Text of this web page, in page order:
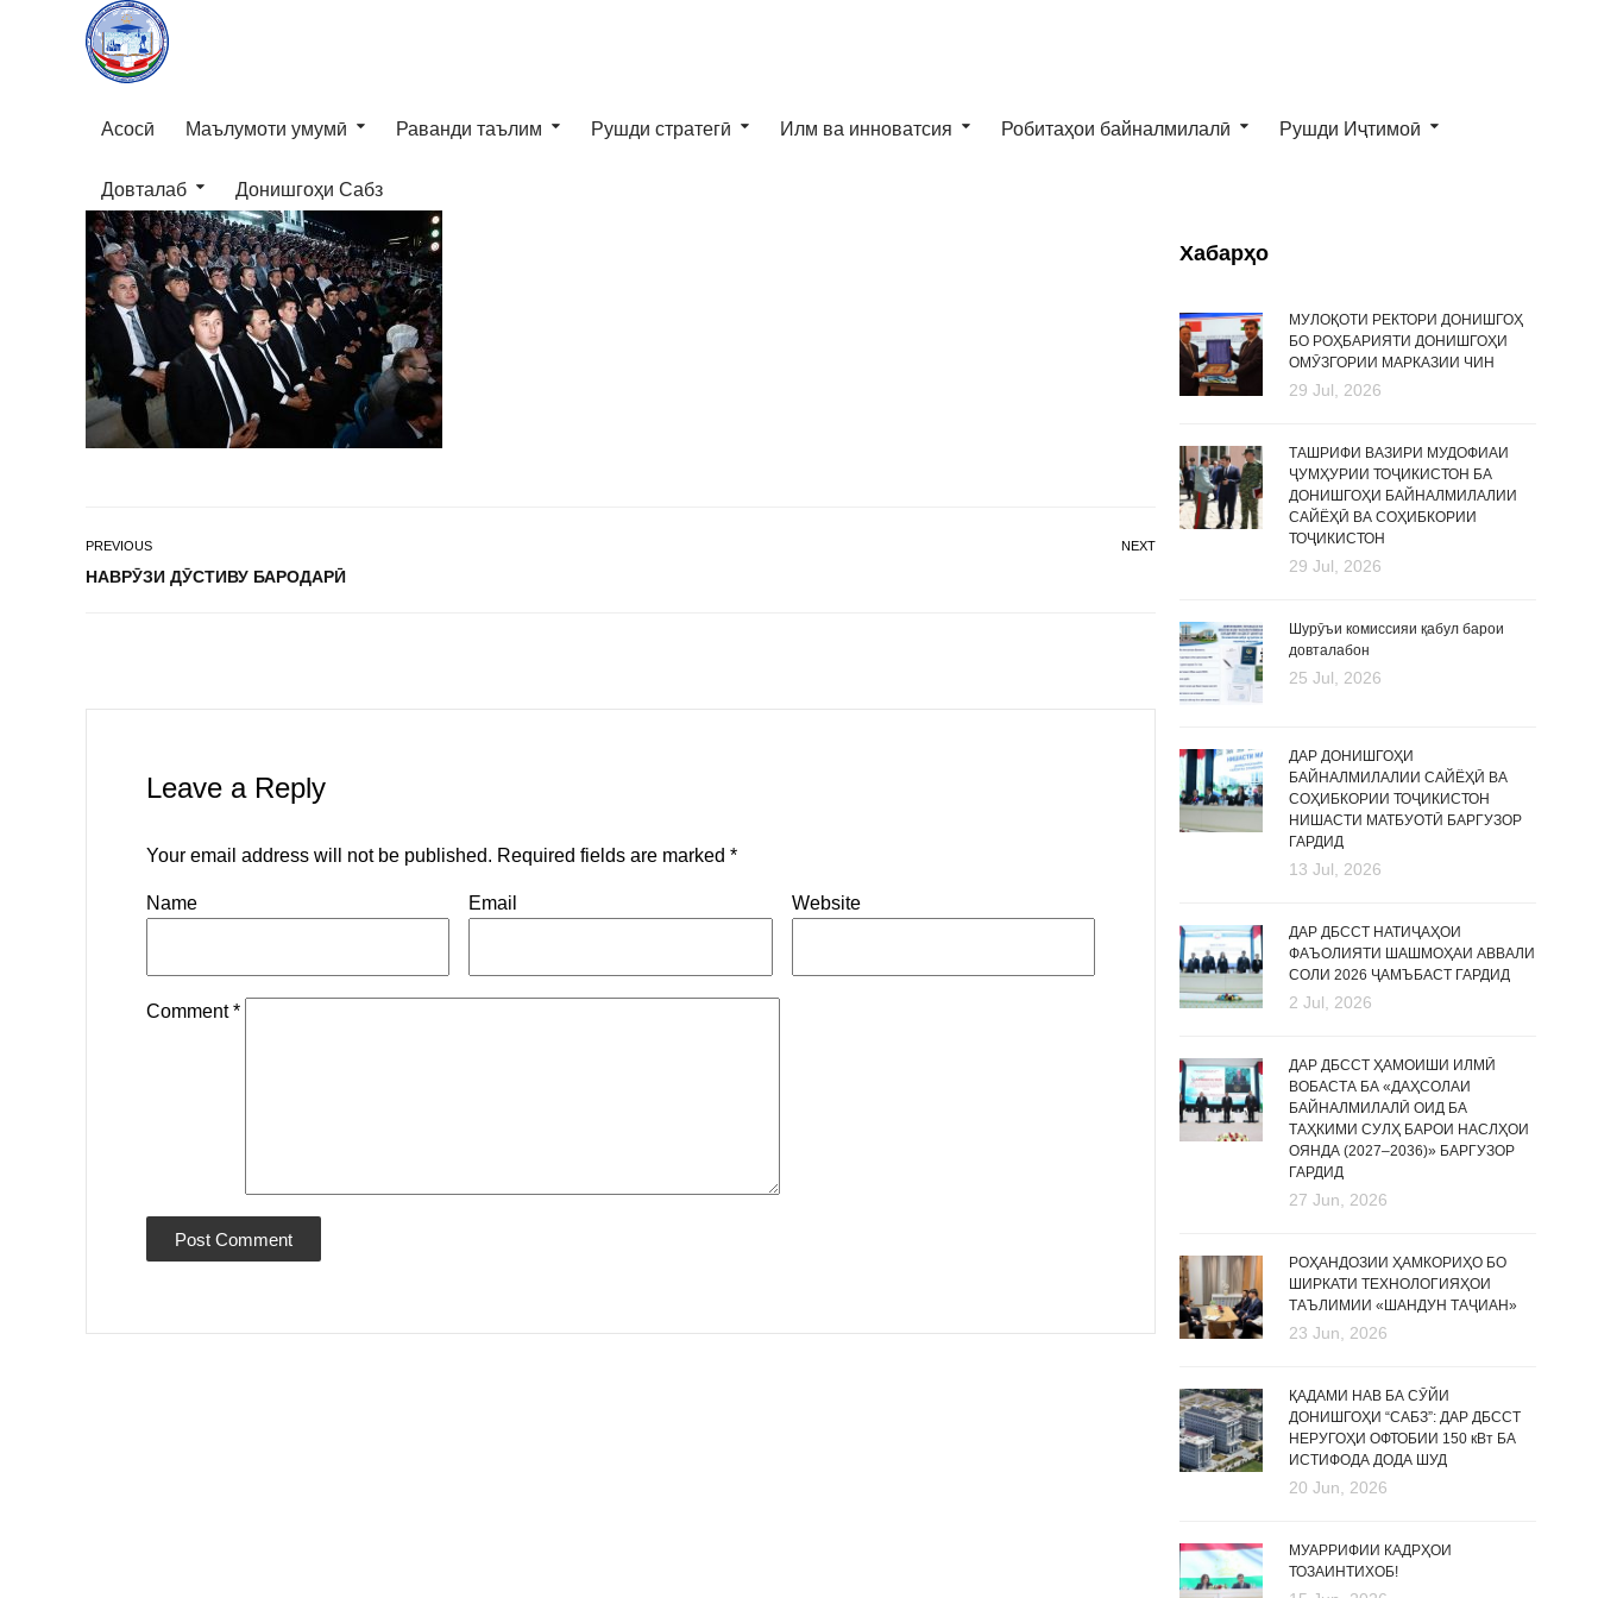
Асосӣ Маълумоти умумӣ Раванди таълим Рушди стратегӣ Илм ва инноватсия Робитаҳои байналмилалӣ Рушди Иҷтимоӣ
Довталаб Донишгоҳи Сабз
PREVIOUS
НАВРӮЗИ ДӮСТИВУ БАРОДАРӢ
NEXT
Leave a Reply
Your email address will not be published. Required fields are marked *
Name Email Website
Comment*
Хабарҳо
МУЛОҚОТИ РЕКТОРИ ДОНИШГОҲ
БО РОҲБАРИЯТИ ДОНИШГОҲИ
ОМӮЗГОРИИ МАРКАЗИИ ЧИН
29 Jul, 2026
ТАШРИФИ ВАЗИРИ МУДОФИАИ
ҶУМҲУРИИ ТОҶИКИСТОН БА
ДОНИШГОҲИ БАЙНАЛМИЛАЛИИ
САЙЁҲӢ ВА СОҲИБКОРИИ
ТОҶИКИСТОН
29 Jul, 2026
Шурӯъи комиссияи қабул барои
довталабон
25 Jul, 2026
ДАР ДОНИШГОҲИ
БАЙНАЛМИЛАЛИИ САЙЁҲӢ ВА
СОҲИБКОРИИ ТОҶИКИСТОН
НИШАСТИ МАТБУОТӢ БАРГУЗОР
ГАРДИД
13 Jul, 2026
ДАР ДБССТ НАТИҶАҲОИ
ФАЪОЛИЯТИ ШАШМОҲАИ АВВАЛИ
СОЛИ 2026 ҶАМЪБАСТ ГАРДИД
2 Jul, 2026
ДАР ДБССТ ҲАМОИШИ ИЛМӢ
ВОБАСТА БА «ДАҲСОЛАИ
БАЙНАЛМИЛАЛӢ ОИД БА
ТАҲКИМИ СУЛҲ БАРОИ НАСЛҲОИ
ОЯНДА (2027–2036)» БАРГУЗОР
ГАРДИД
27 Jun, 2026
РОҲАНДОЗИИ ҲАМКОРИҲО БО
ШИРКАТИ ТЕХНОЛОГИЯҲОИ
ТАЪЛИМИИ «ШАНДУН ТАҶИАН»
23 Jun, 2026
ҚАДАМИ НАВ БА СӮЙИ
ДОНИШГОҲИ “САБЗ”: ДАР ДБССТ
НЕРУГОҲИ ОФТОБИИ 150 кВт БА
ИСТИФОДА ДОДА ШУД
20 Jun, 2026
МУАРРИФИИ КАДРҲОИ
ТОЗАИНТИХОБ!